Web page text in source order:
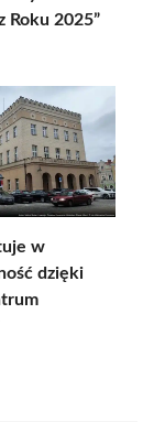
Roku 2025”
w
dzięki